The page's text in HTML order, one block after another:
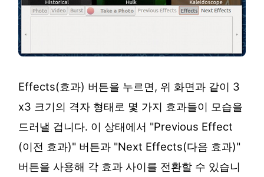
Effects(효과) 버튼을 누르면, 위 화면과 같이 3
x3 크기의 격자 형태로 몇 가지 효과들이 모습을
드러낼 겁니다. 이 상태에서 "Previous Effect
(이전 효과)" 버튼과 "Next Effects(다음 효과)"
버튼을 사용해 각 효과 사이를 전환할 수 있습니